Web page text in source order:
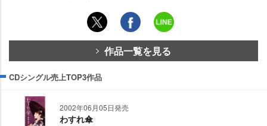
作品一覧を見る
CDシングル売上TOP3作品
2002年06月05日発売
わすれ傘